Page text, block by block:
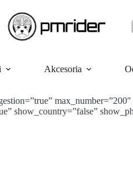
Akcesoria
show_country=”false”